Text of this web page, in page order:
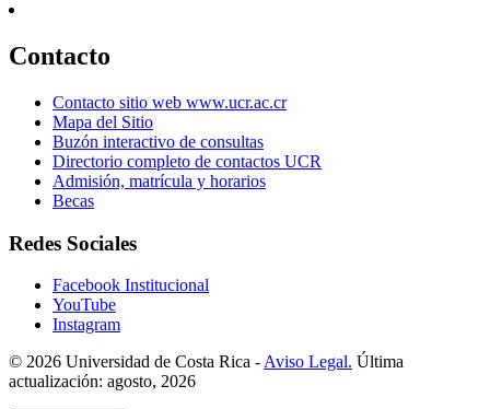
Contacto
Contacto sitio web www.ucr.ac.cr
Mapa del Sitio
Buzón interactivo de consultas
Directorio completo de contactos UCR
Admisión, matrícula y horarios
Becas
Redes Sociales
Facebook Institucional
YouTube
Instagram
© 2026 Universidad de Costa Rica - Aviso Legal. Última
actualización: agosto, 2026